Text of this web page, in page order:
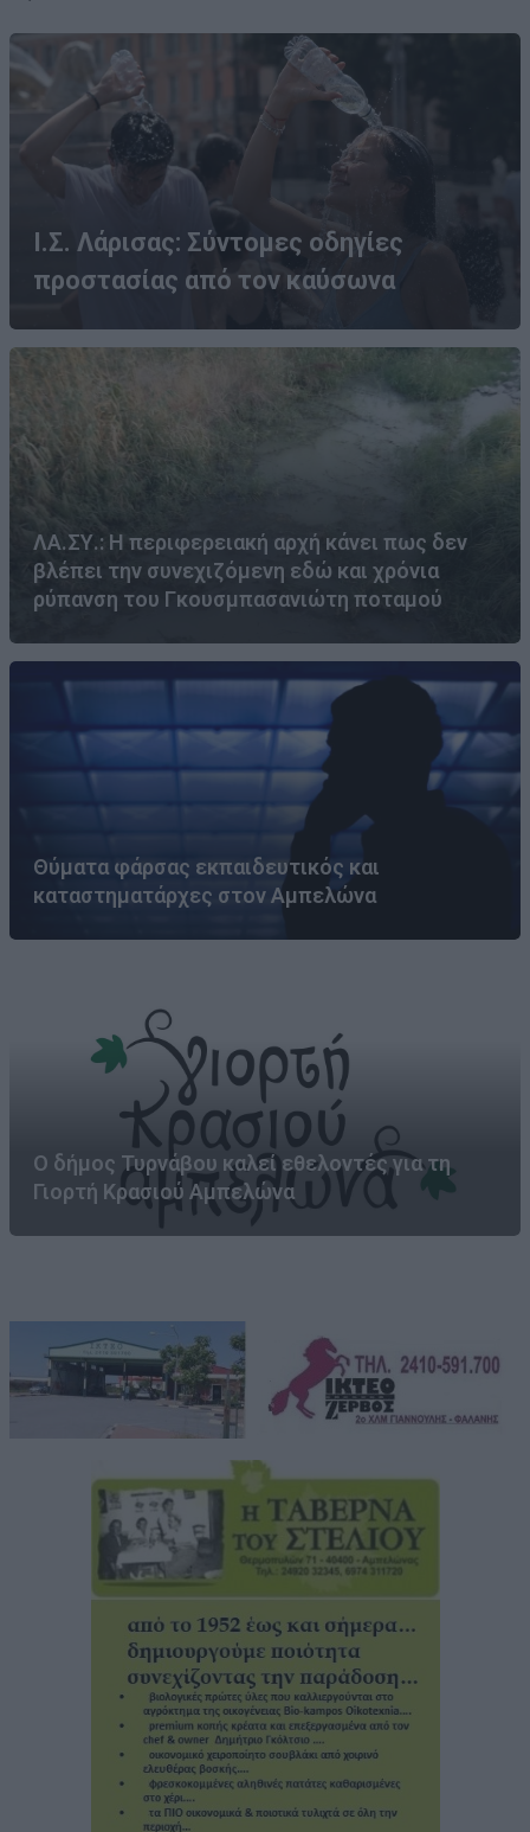
Ι.Σ. Λάρισας: Σύντομες οδηγίες
προστασίας από τον καύσωνα
ΛΑ.ΣΥ.: Η περιφερειακή αρχή κάνει πως δεν
βλέπει την συνεχιζόμενη εδώ και χρόνια
ρύπανση του Γκουσμπασανιώτη ποταμού
Θύματα φάρσας εκπαιδευτικός και
καταστηματάρχες στον Αμπελώνα
Ο δήμος Τυρνάβου καλεί εθελοντές για τη
Γιορτή Κρασιού Αμπελώνα